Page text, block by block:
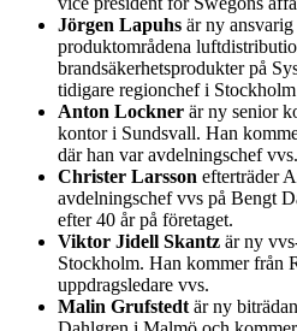
Jörgen Lapuhs är ny
produktområdena
brandsäkerhetsprodukter på
tidigare regionchef i
Anton Lockner är ny senior
kontor i Sundsvall. Han
där han var avdelningschef vvs.
Christer Larsson efterträder
avdelningschef vvs på Bengt
efter 40 år på företaget.
Viktor Jidell Skantz är ny
Stockholm. Han kommer från
uppdragsledare vvs.
Malin Grufstedt är ny